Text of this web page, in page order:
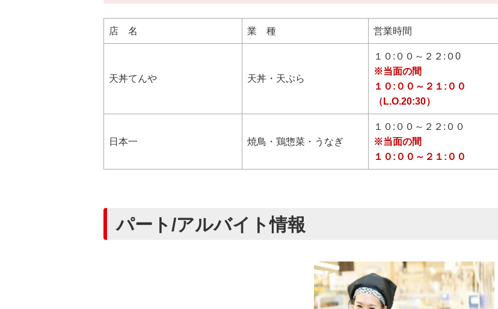
店 名 業 種 営業時間
天丼てんや 天丼・天ぷら
１０:００～２２:０0
※当面の間
１０:００～２１:００
（L.O.20:30）
日本一 焼鳥・鶏惣菜・うなぎ
１０:００～２２:００
※当面の間
１０:００～２１:００
パート/アルバイト情報